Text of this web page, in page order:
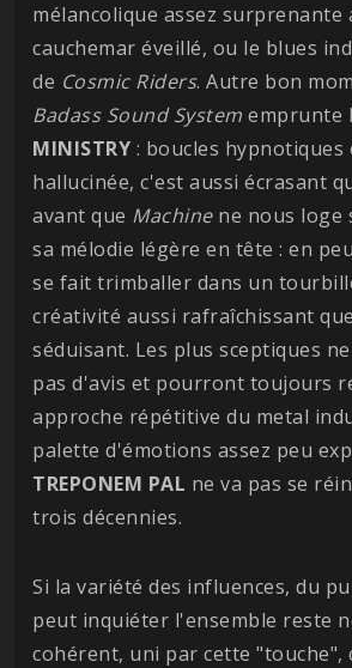
mélancolique assez surprenante
cauchemar éveillé, ou le blues
de Cosmic Riders. Autre bon
Badass Sound System emprunte
MINISTRY : boucles hypnotiques
hallucinée, c'est aussi écrasant
avant que Machinene nous loge
sa mélodie légère en tête : en
se fait trimballer dans un
créativité aussi rafraîchissant
séduisant. Les plus sceptiques
pas d'avis et pourront toujours
approche répétitive du metal
palette d'émotions assez peu
TREPONEM PAL ne va pas se
trois décennies.
Si la variété des influences, du
peut inquiéter l'ensemble reste
cohérent, uni par cette "touche",